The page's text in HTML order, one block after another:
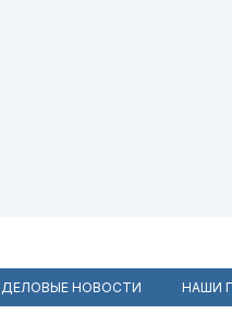
ДЕЛОВЫЕ НОВОСТИ НАШИ